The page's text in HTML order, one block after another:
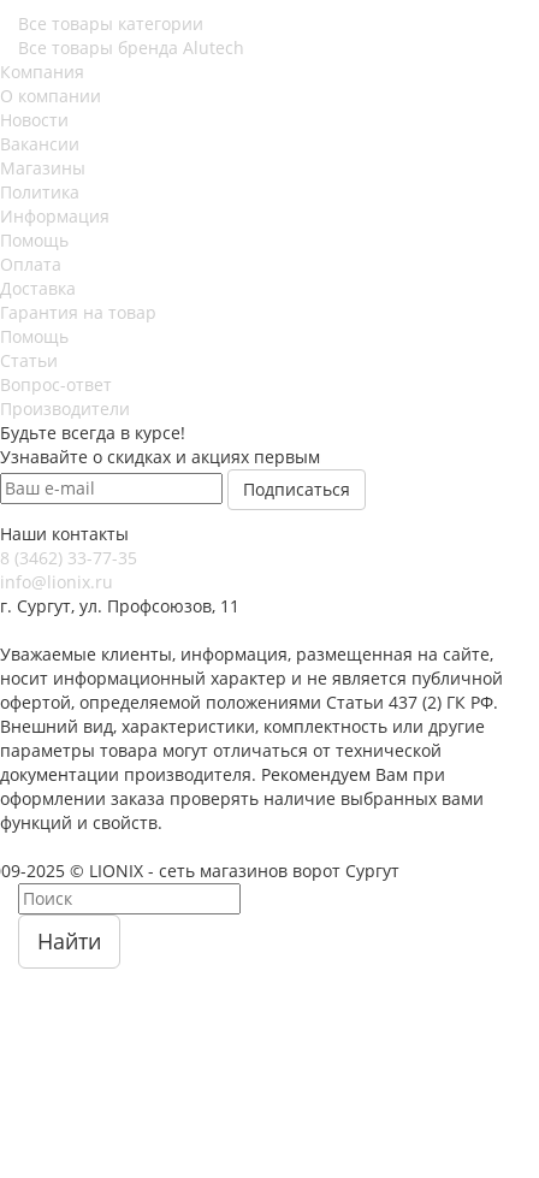
Все товары категории
Все товары бренда Alutech
Компания
О компании
Новости
Вакансии
Магазины
Политика
Информация
Помощь
Оплата
Доставка
Гарантия на товар
Помощь
Статьи
Вопрос-ответ
Производители
Будьте всегда в курсе!
Узнавайте о скидках и акциях первым
Наши контакты
8 (3462) 33-77-35
info@lionix.ru
г. Сургут, ул. Профсоюзов, 11
Уважаемые клиенты, информация, размещенная на сайте,
носит информационный характер и не является публичной
офертой, определяемой положениями Статьи 437 (2) ГК РФ.
Внешний вид, характеристики, комплектность или другие
параметры товара могут отличаться от технической
документации производителя. Рекомендуем Вам при
оформлении заказа проверять наличие выбранных вами
функций и свойств.
2025 © LIONIX - сеть магазинов ворот Сургут
Найти